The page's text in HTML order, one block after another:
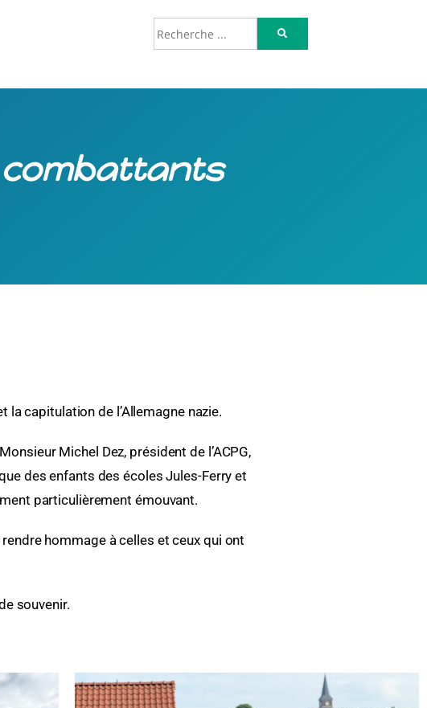
combattants
capitulation de l’Allemagne nazie.
Michel Dez, président de l’ACPG,
des enfants des écoles Jules-Ferry et
particulièrement émouvant.
hommage à celles et ceux qui ont
souvenir.